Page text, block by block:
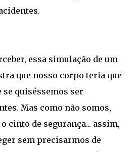
essa simulação de um
que nosso corpo teria que
quiséssemos ser
Mas como não somos,
cinto de segurança... assim,
sem precisarmos de